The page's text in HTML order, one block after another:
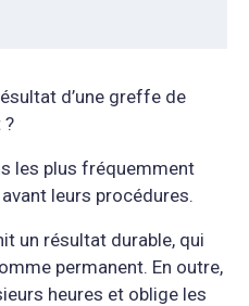
d’une greffe de
?
les plus fréquemment
leurs procédures.
un résultat durable, qui
permanent. En outre,
heures et oblige les